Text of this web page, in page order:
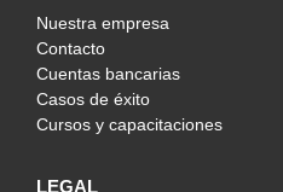
Nuestra empresa
Contacto
Cuentas bancarias
Casos de éxito
Cursos y capacitaciones
LEGAL